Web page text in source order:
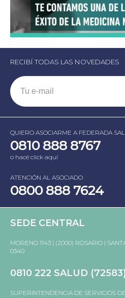
RECIBÍ TODAS LAS NOVEDADES
QUIERO ASOCIARME A FEDERADA
0810 888 8767
o hacé click aquí
ATENCIÓN AL ASOCIADO
0800 888 7624
SEDE CENTRAL
MORENO 1143 | (2000) ROSARIO |
0340
0810 222 SALUD
SUPERINTENDENCIA DE SERVICIOS